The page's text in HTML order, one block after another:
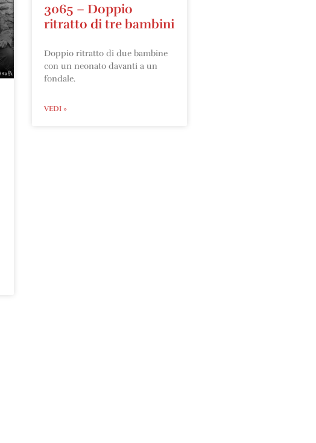
3065 – Doppio
ritratto di tre bambini
Doppio ritratto di due bambine
con un neonato davanti a un
fondale.
VEDI »